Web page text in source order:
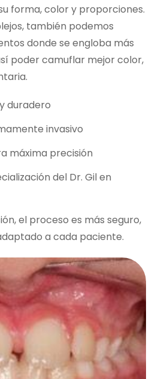
forma, color y proporciones.
también podemos
donde se engloba más
poder camuflar mejor color,
duradero
invasivo
máxima precisión
del Dr. Gil en
el proceso es más seguro,
a cada paciente.